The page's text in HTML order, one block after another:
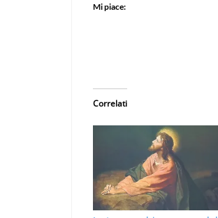
Mi piace:
Correlati